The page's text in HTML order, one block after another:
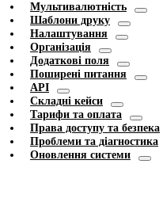
Мультивалютність
Шаблони друку
Налаштування
Організація
Додаткові поля
Поширені питання
API
Складні кейси
Тарифи та оплата
Права доступу та безпека
Проблеми та діагностика
Оновлення системи